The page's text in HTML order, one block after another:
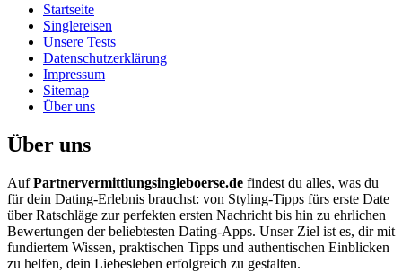
Startseite
Singlereisen
Unsere Tests
Datenschutzerklärung
Impressum
Sitemap
Über uns
Über uns
AufPartnervermittlungsingleboerse.de findest du alles, was du
für dein Dating-Erlebnis brauchst: von Styling-Tipps fürs erste Date
über Ratschläge zur perfekten ersten Nachricht bis hin zu ehrlichen
Bewertungen der beliebtesten Dating-Apps. Unser Ziel ist es, dir mit
fundiertem Wissen, praktischen Tipps und authentischen Einblicken
zu helfen, dein Liebesleben erfolgreich zu gestalten.